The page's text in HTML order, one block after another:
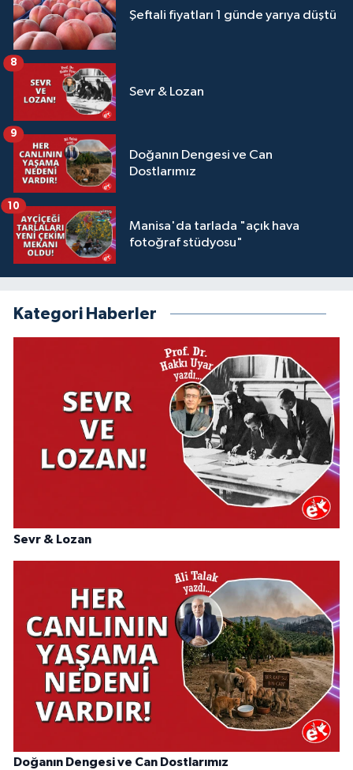
Şeftali fiyatları 1 günde yarıya düştü
Sevr & Lozan
8
Doğanın Dengesi ve Can
Dostlarımız
9
Manisa'da tarlada "açık hava
fotoğraf stüdyosu"
10
Kategori Haberler
Sevr & Lozan
Doğanın Dengesi ve Can Dostlarımız